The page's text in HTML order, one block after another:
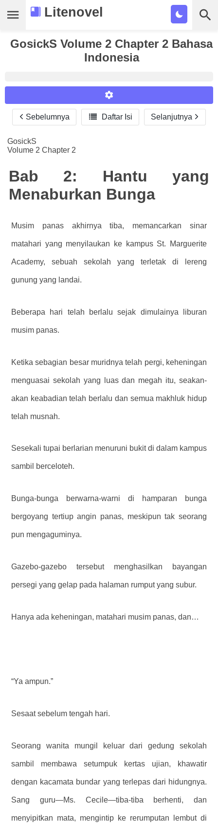
Litenovel
Daftar Novel
Tags
Bookmark
Cari
GosickS Volume 2 Chapter 2 Bahasa
Indonesia
Reader Settings
Font :
Titillium Web
Size :
Sebelumnya  Daftar Isi Selanjutnya
GosickS
Volume 2 Chapter 2
Bab 2: Hantu yang
Menaburkan Bunga
Musim panas akhirnya tiba, memancarkan sinar
matahari yang menyilaukan ke kampus St. Marguerite
Academy, sebuah sekolah yang terletak di lereng
gunung yang landai.
Beberapa hari telah berlalu sejak dimulainya liburan
musim panas.
Ketika sebagian besar muridnya telah pergi, keheningan
menguasai sekolah yang luas dan megah itu, seakan-
akan keabadian telah berlalu dan semua makhluk hidup
telah musnah.
Sesekali tupai berlarian menuruni bukit di dalam kampus
sambil berceloteh.
Bunga-bunga berwarna-warni di hamparan bunga
bergoyang tertiup angin panas, meskipun tak seorang
pun mengaguminya.
Gazebo-gazebo tersebut menghasilkan bayangan
persegi yang gelap pada halaman rumput yang subur.
Hanya ada keheningan, matahari musim panas, dan…
“Ya ampun.”
Sesaat sebelum tengah hari.
Seorang wanita mungil keluar dari gedung sekolah
sambil membawa setumpuk kertas ujian, khawatir
dengan kacamata bundar yang terlepas dari hidungnya.
Sang guru—Ms. Cecile—tiba-tiba berhenti, dan
menyipitkan mata, mengintip ke rerumputan lembut di